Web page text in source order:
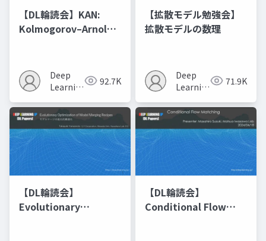
【DL輪読会】KAN:
Kolmogorov–Arnold
Deep
Learning
92.7K
【拡散モデル勉強会】
拡散モデルの数理
Deep
Learning
71.9K
【DL輪読会】
Evolutionary
【DL輪読会】
Conditional Flow